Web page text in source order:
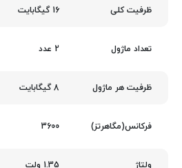
ظرفیت کلی 16 گیگابایت
تعداد ماژول 2 عدد
ظرفیت هر ماژول 8 گیگابایت
فرکانس(مگاهرتز) 3600
ولتاژ 1.35 ولت